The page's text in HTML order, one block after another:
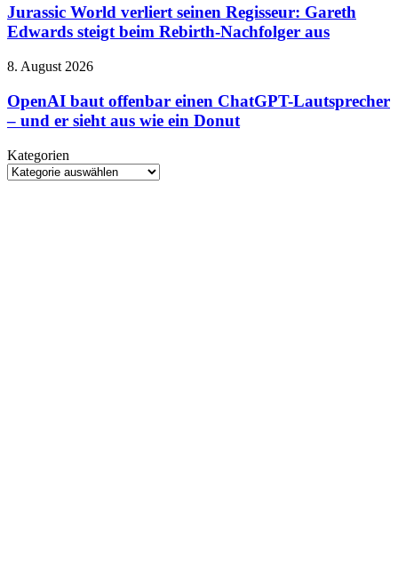
verliert
seinen
Regisseur:
Edwards
beim
Rebirth-
aus
Jurassic World verliert seinen Regisseur: Gareth
Edwards steigt beim Rebirth-Nachfolger aus
OpenAI
offenbar
einen
ChatGPT-
–
und
8. August 2026
OpenAI baut offenbar einen ChatGPT-Lautsprecher
– und er sieht aus wie ein Donut
Kategorien
Kategorien